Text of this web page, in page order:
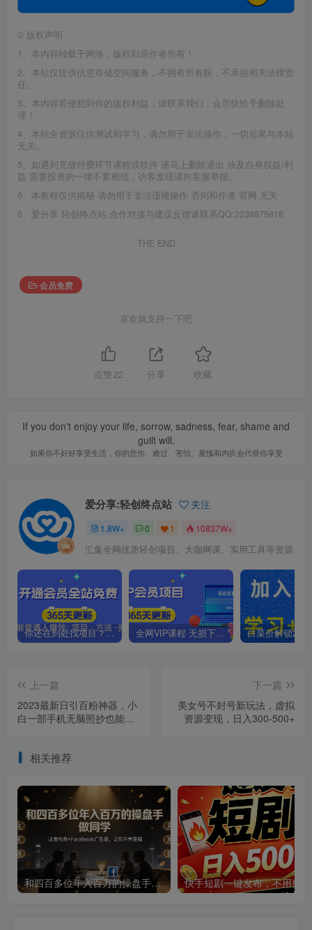
© 版权声明
1、本内容转载于网络，版权归原作者所有！
2、本站仅提供信息存储空间服务，不拥有所有权，不承担相关法律责
任。
3、本内容若侵犯到你的版权利益，请联系我们，会尽快给予删除处
理！
4、本站全资源仅供测试和学习，请勿用于非法操作，一切后果与本站
无关。
5、如遇到充值付费环节课程或软件 请马上删除退出 涉及自身权益/利
益 需要投资的一律不要相信，访客发现请向客服举报。
6、本教程仅供揭秘 请勿用于非法违规操作 否则和作者 官网 无关
6、爱分享·轻创终点站,合作对接与建议反馈请联系QQ:2238875818
THE END
会员免费
喜欢就支持一下吧
点赞 22 分享 收藏
If you don't enjoy your life, sorrow, sadness, fear, shame and
guilt will.
如果你不好好享受生活，你的悲伤、难过、害怕、羞愧和内疚会代替你享受
爱分享:轻创终点站 关注
1.8W+ 0 1 10837W+
汇集全网优质轻创项目、大咖网课、实用工具等资源
你还在到处找项目？还在当韭菜？我靠卖项目一个月收入5万+，曾经我也是个失败者。 全网VIP课程 无损下载~.~
上一篇
2023最新日引百粉神器，小
白一部手机无脑照抄也能日
下一篇
美女号不封号新玩法，虚拟
资源变现，日入300-500+
相关推荐
和四百多位年入百万的操盘手做同学——这套电商+Facebook广告课，让你不再靠猜【原创双语字幕】